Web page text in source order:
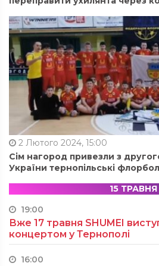
2 Лютого 2024, 15:00
Сім нагород привезли з
України тернопільські
15 ТРАВНЯ
19:00
Вже 17 травня SHUMEI
концертом у Тернополі
16:00